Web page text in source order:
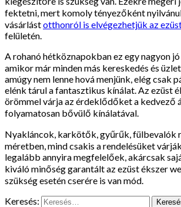
fektetni, mert komoly tényezőként
vásárlástotthonról is elvégezhetjük az
felületén.
A rohanó hétköznapokban ez egy nagyon
amikor már minden más kereskedés és
amúgy nem lenne hová menjünk, elég csak
elénk tárul a fantasztikus kínálat. Az ezüst
örömmel várja az érdeklődőket a kedvező
folyamatosan bővülő kínálatával.
Nyakláncok, karkötők, gyűrűk, fülbevalók
méretben, mind csakis a rendelésüket
legalább annyira megfelelőek, akárcsak
kiváló minőség garantált az ezüst ékszer
szükség esetén cserére is van mód.
Keresés: